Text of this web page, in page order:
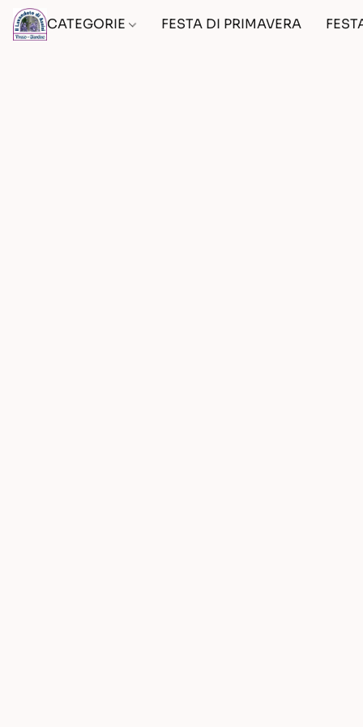
CATEGORIE FESTA DI PRIMAVERA